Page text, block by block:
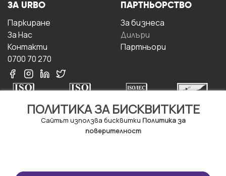
ПОЛИТИКА ЗА БИСКВИТКИТЕ
Сайтът използва бисквитки Политика за
поверителност
ЗА URBO
Паркиране
За Hас
Контакти
0700 70 270
ПАРТНЬОРСТВО
За бизнесa
Дилъри
Партньори
Правила и условия за